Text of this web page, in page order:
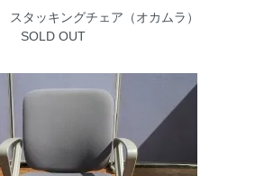
タッキングチェア（オカムラ）
SOLD OUT